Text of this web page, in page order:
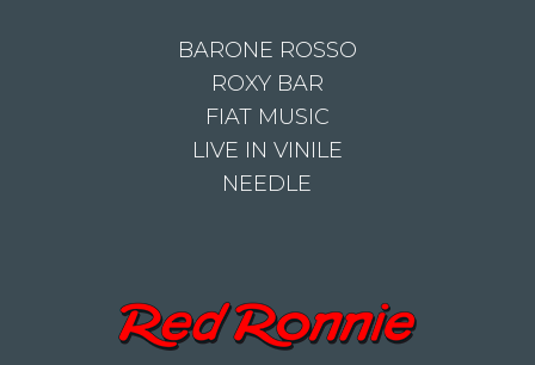
BARONE ROSSO
ROXY BAR
FIAT MUSIC
LIVE IN VINILE
NEEDLE